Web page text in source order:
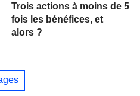
Trois actions à moins de 5
fois les bénéfices, et
alors ?